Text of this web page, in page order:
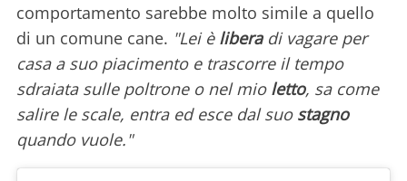
comportamento sarebbe molto simile a quello
di un comune cane. "Lei è liberadi vagare per
casa a suo piacimento e trascorre il tempo
sdraiata sulle poltrone o nel mio letto, sa come
salire le scale, entra ed esce dal suo stagno
quando vuole."